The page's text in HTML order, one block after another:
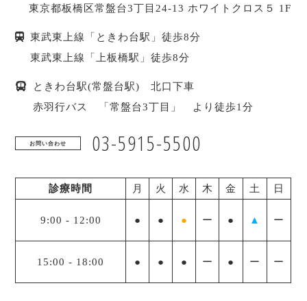
東京都板橋区常盤台3丁目24-13 ホワイトクロス５ 1F
東武東上線「ときわ台駅」徒歩8分
東武東上線「上板橋駅」徒歩8分
ときわ台駅(常盤台駅) 北口下車
赤羽行バス 「常盤台3丁目」 より徒歩1分
お問い合わせ 03-5915-5500
診療時間 月 火 水 木 金 土 日
9:00 - 12:00 ● ● ● ー ● ▲ ー
15:00 - 18:00 ● ● ● ー ● ー ー